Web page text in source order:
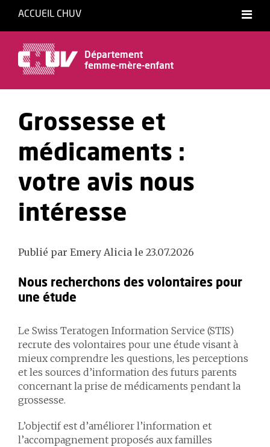
ACCUEIL CHUV
Département
femme-mère-enfant
Grossesse et
médicaments :
votre avis nous
intéresse
Publié par Emery Alicia le 23.07.2026
Nous recherchons des volontaires pour
une étude
Le Swiss Teratogen Information Service (STIS)
recrute des volontaires pour une étude visant à
mieux comprendre les questions, les perceptions
et les sources d’information des futurs parents
concernant la prise de médicaments pendant la
grossesse.
L’objectif est d’améliorer l’information et
l’accompagnement proposés aux familles